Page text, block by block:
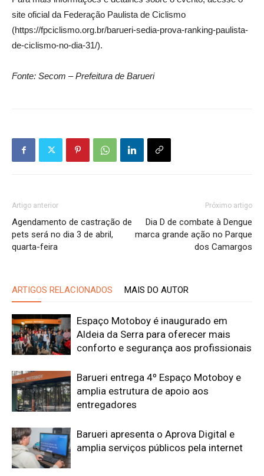
site oficial da Federação Paulista de Ciclismo
(https://fpciclismo.org.br/barueri-sedia-prova-ranking-paulista-
de-ciclismo-no-dia-31/).
Fonte: Secom – Prefeitura de Barueri
Artigo anterior
Agendamento de castração de
pets será no dia 3 de abril,
quarta-feira
Próximo artigo
Dia D de combate à Dengue
marca grande ação no Parque
dos Camargos
ARTIGOS RELACIONADOS MAIS DO AUTOR
Espaço Motoboy é inaugurado em
Aldeia da Serra para oferecer mais
conforto e segurança aos profissionais
Barueri entrega 4º Espaço Motoboy e
amplia estrutura de apoio aos
entregadores
Barueri apresenta o Aprova Digital e
amplia serviços públicos pela internet